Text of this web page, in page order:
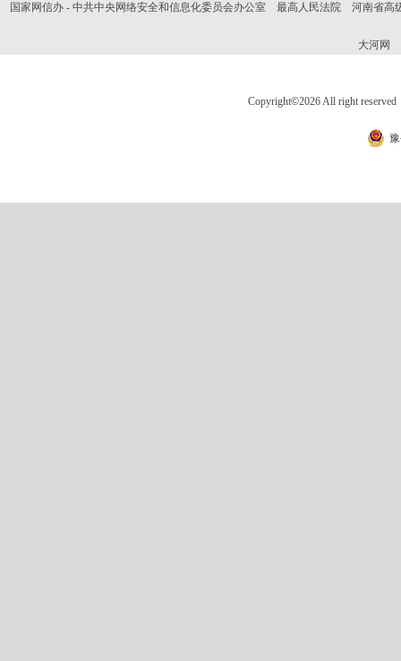
国家网信办 - 中共中央网络安全和信息化委员会办公室 最高人民法院 河南省高
大河网
Copyright©2026 All right